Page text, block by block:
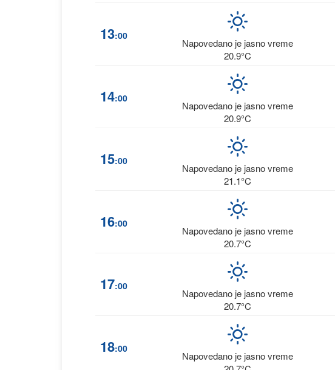
13:00
Napovedano je jasno vreme
20.9°C
14:00
Napovedano je jasno vreme
20.9°C
15:00
Napovedano je jasno vreme
21.1°C
16:00
Napovedano je jasno vreme
20.7°C
17:00
Napovedano je jasno vreme
20.7°C
18:00
Napovedano je jasno vreme